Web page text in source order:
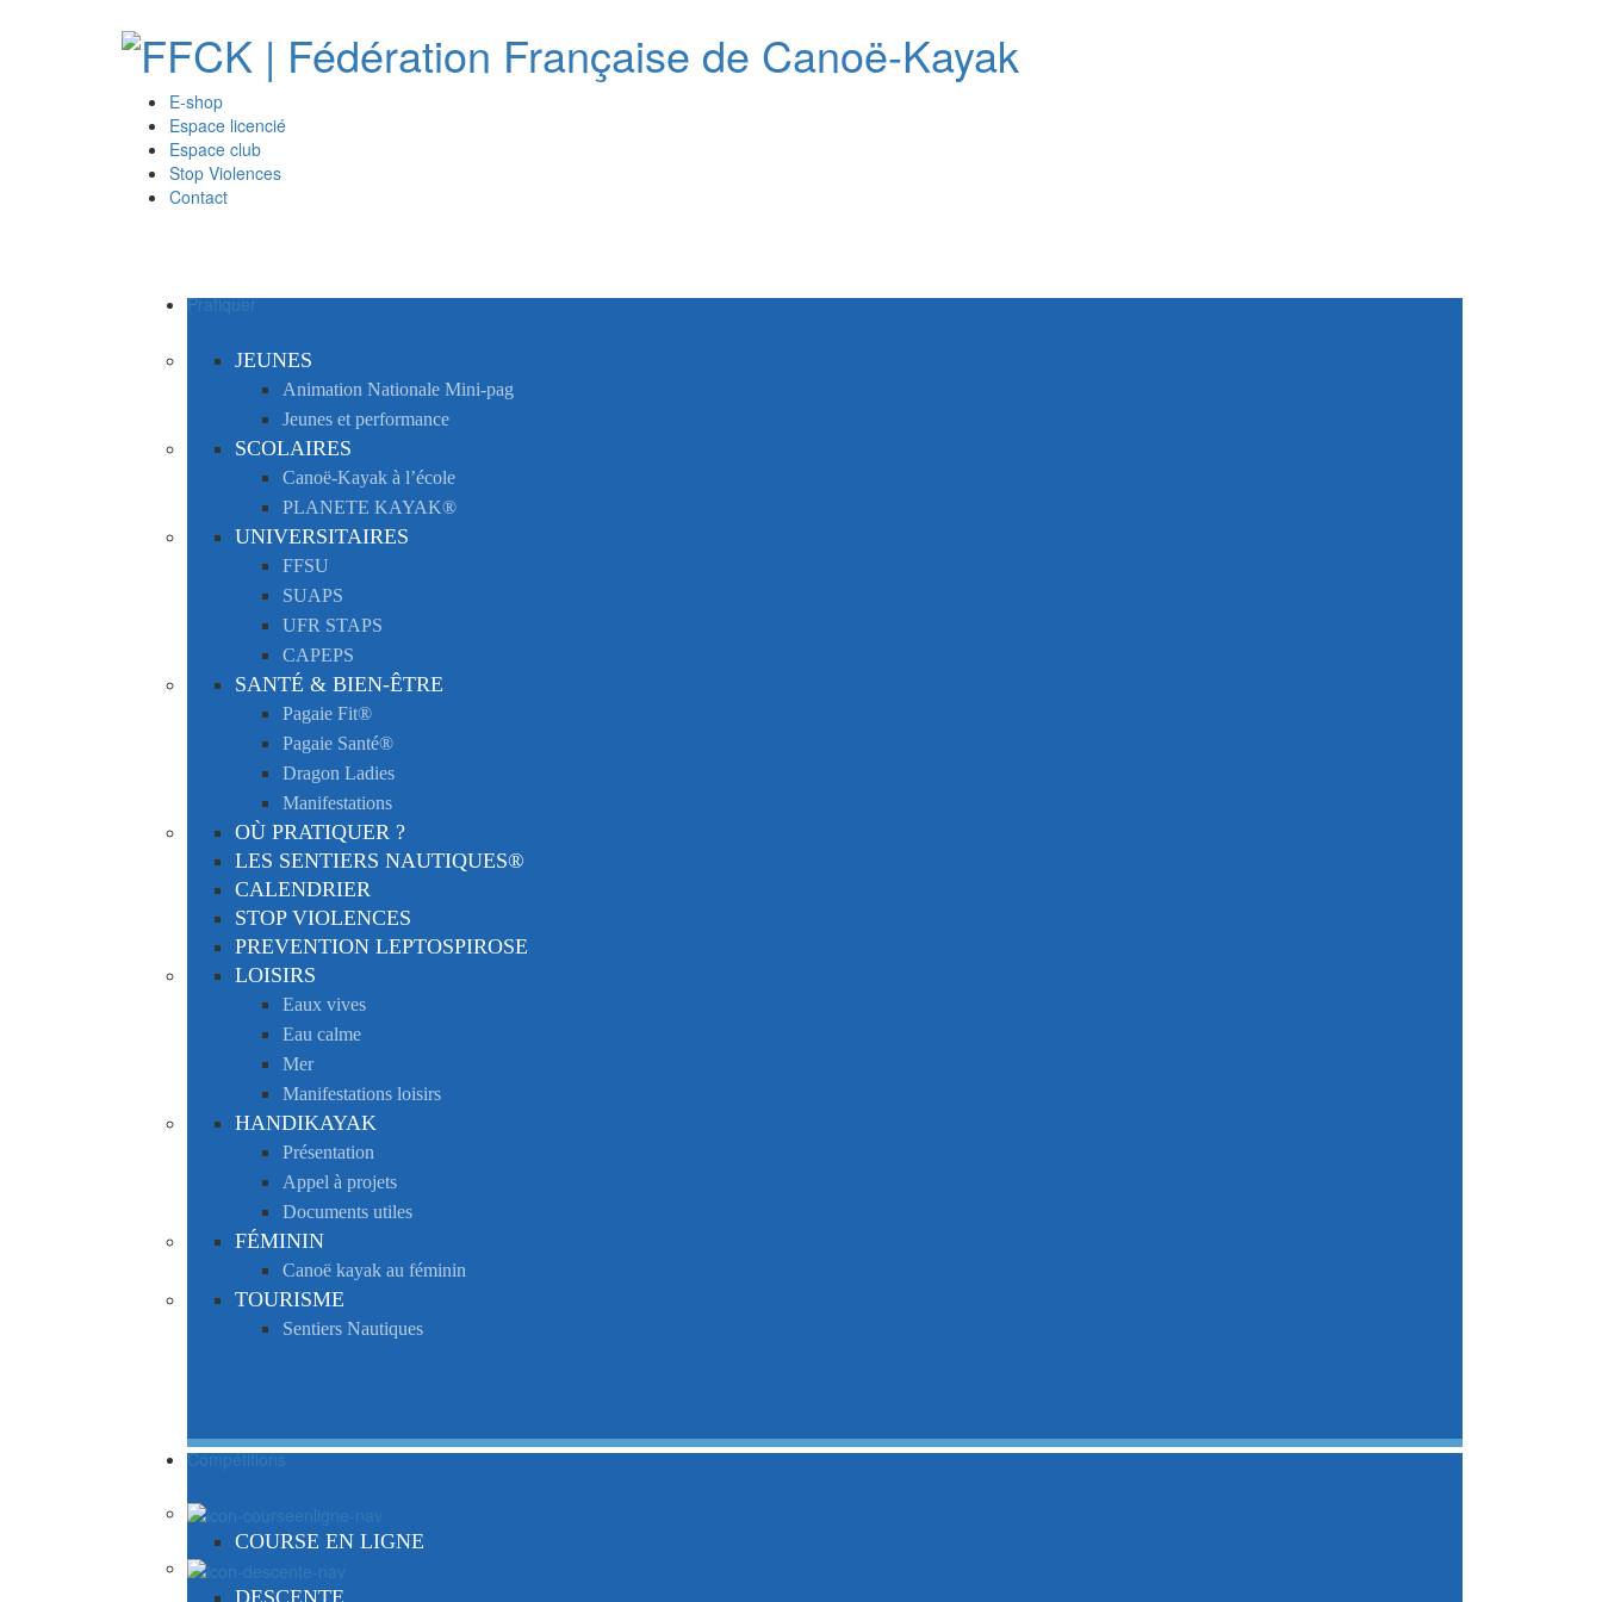
E-shop
Espace licencié
Espace club
Stop Violences
Contact
Pratiquer
JEUNES
Animation Nationale Mini-pag
Jeunes et performance
SCOLAIRES
Canoë-Kayak à l’école
PLANETE KAYAK®
UNIVERSITAIRES
FFSU
SUAPS
UFR STAPS
CAPEPS
SANTÉ & BIEN-ÊTRE
Pagaie Fit®
Pagaie Santé®
Dragon Ladies
Manifestations
OÙ PRATIQUER ?
LES SENTIERS NAUTIQUES®
CALENDRIER
STOP VIOLENCES
PREVENTION LEPTOSPIROSE
LOISIRS
Eaux vives
Eau calme
Mer
Manifestations loisirs
HANDIKAYAK
Présentation
Appel à projets
Documents utiles
FÉMININ
Canoë kayak au féminin
TOURISME
Sentiers Nautiques
Compétitions
COURSE EN LIGNE
DESCENTE